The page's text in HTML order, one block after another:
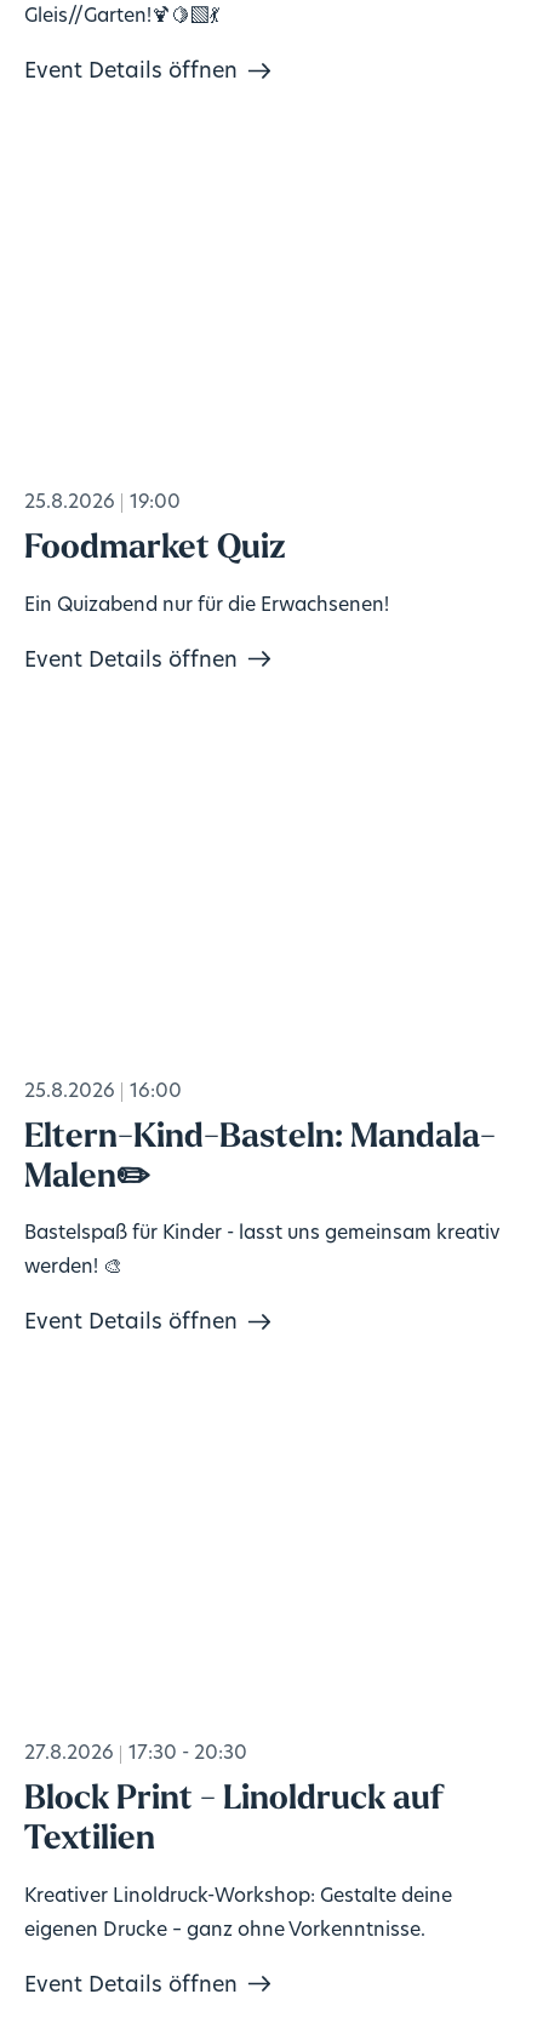
Gleis//Garten!🍹🍋‍🟩💃
Event Details öffnen
25.8.2026 19:00
Foodmarket Quiz
Ein Quizabend nur für die Erwachsenen!
Event Details öffnen
25.8.2026 16:00
Eltern-Kind-Basteln: Mandala-
Malen✏️
Bastelspaß für Kinder - lasst uns gemeinsam kreativ
werden! 🎨
Event Details öffnen
27.8.2026 17:30 - 20:30
Block Print - Linoldruck auf
Textilien
Kreativer Linoldruck-Workshop: Gestalte deine
eigenen Drucke – ganz ohne Vorkenntnisse.
Event Details öffnen